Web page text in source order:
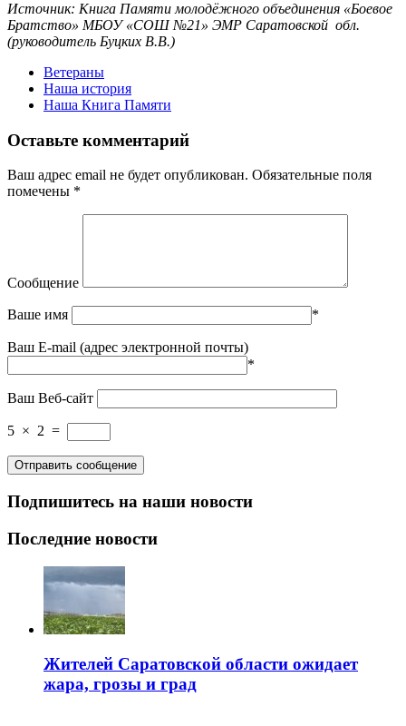
Источник: Книга Памяти молодёжного объединения «Боевое
Братство» МБОУ «СОШ №21» ЭМР Саратовской обл.
(руководитель Буцких В.В.)
Ветераны
Наша история
Наша Книга Памяти
Оставьте комментарий
Ваш адрес email не будет опубликован. Обязательные поля
помечены *
Сообщение
Ваше имя *
Ваш E-mail (адрес электронной почты)
*
Ваш Веб-сайт
5 × 2 =
Подпишитесь на наши новости
Последние новости
Жителей Саратовской области ожидает
жара, грозы и град